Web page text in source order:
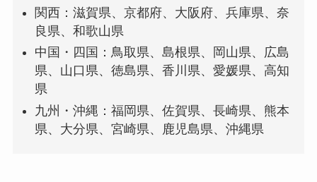
関西：滋賀県、京都府、大阪府、兵庫県、奈
良県、和歌山県
中国・四国：鳥取県、島根県、岡山県、広島
県、山口県、徳島県、香川県、愛媛県、高知
県
九州・沖縄：福岡県、佐賀県、長崎県、熊本
県、大分県、宮崎県、鹿児島県、沖縄県